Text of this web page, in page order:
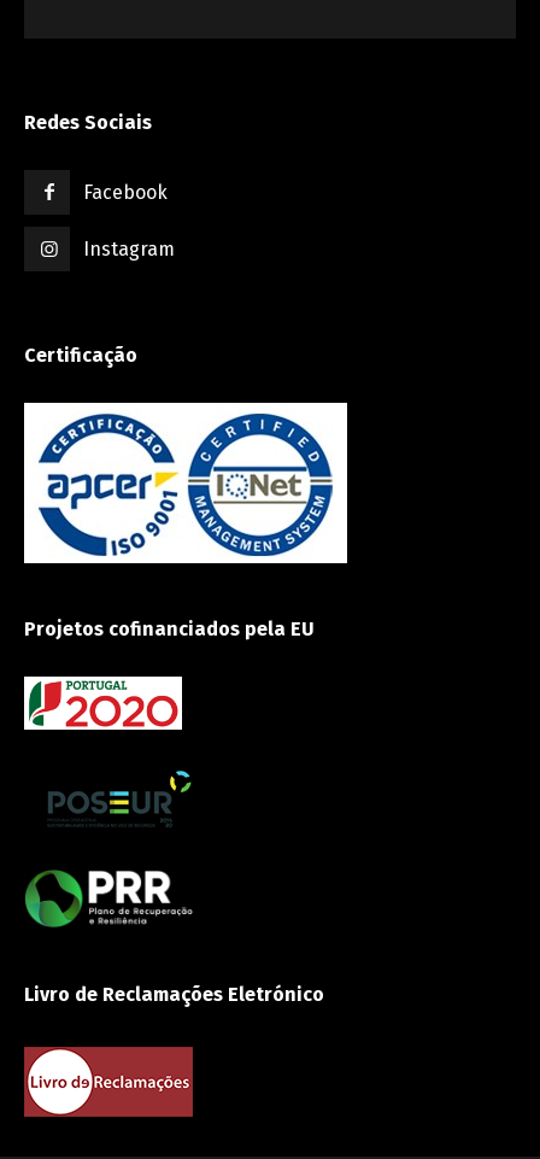
Redes Sociais
Facebook
Instagram
Certificação
Projetos cofinanciados pela EU
Livro de Reclamações Eletrónico